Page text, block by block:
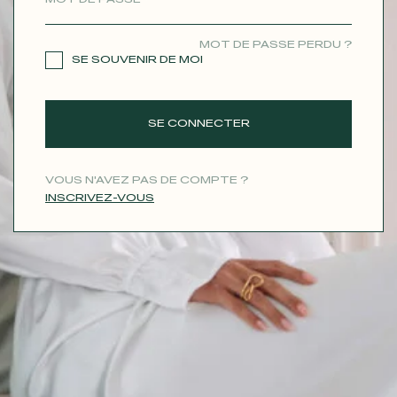
MOT DE PASSE PERDU ?
SE SOUVENIR DE MOI
SE CONNECTER
VOUS N'AVEZ PAS DE COMPTE ?
INSCRIVEZ-VOUS